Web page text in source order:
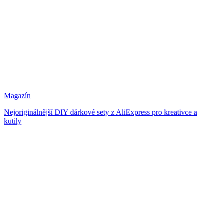
Magazín
Nejoriginálnější DIY dárkové sety z AliExpress pro kreativce a
kutily